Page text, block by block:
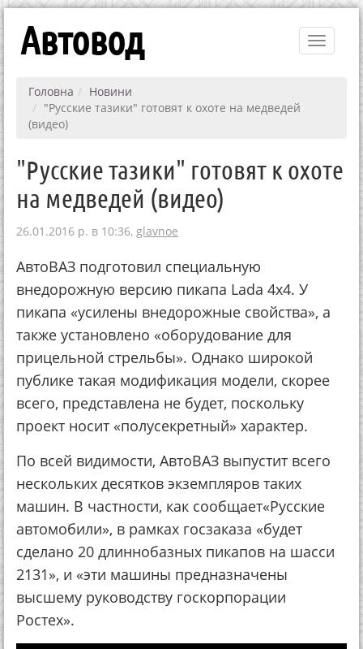
Toggle
Автовод
Головна
Новини
"Русские тазики" готовят к охоте на медведей
(видео)
"Русские тазики" готовят к охоте
на медведей (видео)
26.01.2016 р. в 10:36, glavnoe
АвтоВАЗ подготовил специальную
внедорожную версию пикапа Lada 4x4. У
пикапа «усилены внедорожные свойства», а
также установлено «оборудование для
прицельной стрельбы». Однако широкой
публике такая модификация модели, скорее
всего, представлена не будет, поскольку
проект носит «полусекретный» характер.
По всей видимости, АвтоВАЗ выпустит всего
нескольких десятков экземпляров таких
машин. В частности, как сообщает«Русские
автомобили», в рамках госзаказа «будет
сделано 20 длиннобазных пикапов на шасси
2131», и «эти машины предназначены
высшему руководству госкорпорации
Ростех».